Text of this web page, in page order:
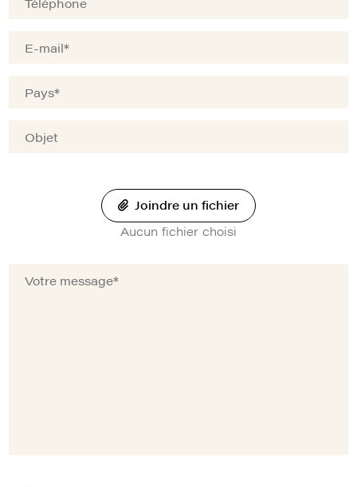
Joindre un fichier
Aucun fichier choisi